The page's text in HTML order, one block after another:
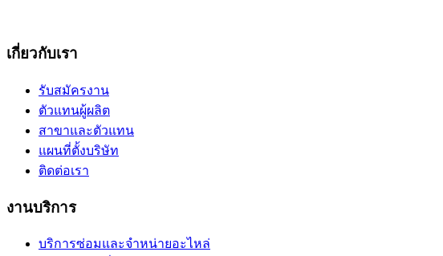
เกี่ยวกับเรา
รับสมัครงาน
ตัวแทนผู้ผลิต
สาขาและตัวแทน
แผนที่ตั้งบริษัท
ติดต่อเรา
งานบริการ
บริการซ่อมและจำหน่ายอะไหล่